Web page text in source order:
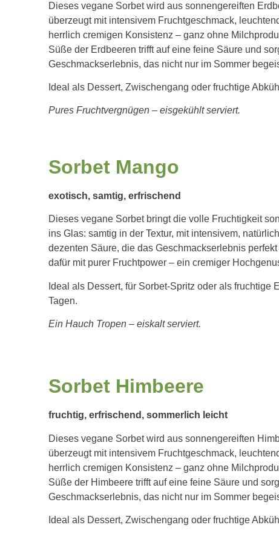
Dieses vegane Sorbet wird aus sonnengereiften
überzeugt mit intensivem Fruchtgeschmack,
herrlich cremigen Konsistenz – ganz ohne
Süße der Erdbeeren trifft auf eine feine Säure und
Geschmackserlebnis, das nicht nur im Sommer
Ideal als Dessert, Zwischengang oder fruchtige
Pures Fruchtvergnügen – eisgekühlt serviert.
Sorbet Mango
exotisch, samtig, erfrischend
Dieses vegane Sorbet bringt die volle Fruchtigkeit
ins Glas: samtig in der Textur, mit intensivem,
dezenten Säure, die das Geschmackserlebnis
dafür mit purer Fruchtpower – ein cremiger
Ideal als Dessert, für Sorbet-Spritz oder als fruchtige
Tagen.
Ein Hauch Tropen – eiskalt serviert.
Sorbet Himbeere
fruchtig, erfrischend, sommerlich leicht
Dieses vegane Sorbet wird aus sonnengereiften
überzeugt mit intensivem Fruchtgeschmack,
herrlich cremigen Konsistenz – ganz ohne
Süße der Himbeere trifft auf eine feine Säure und
Geschmackserlebnis, das nicht nur im Sommer
Ideal als Dessert, Zwischengang oder fruchtige